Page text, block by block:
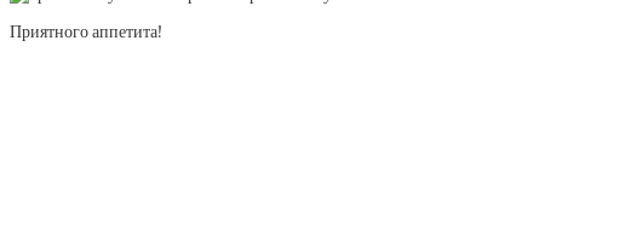
Приятного аппетита!